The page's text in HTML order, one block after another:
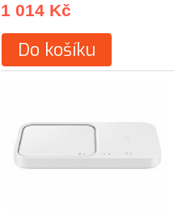
1 014 Kč
Do košíku